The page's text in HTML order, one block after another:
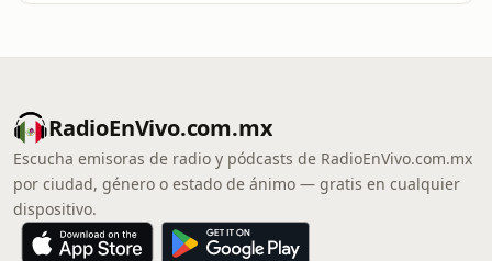
RadioEnVivo.com.mx
Escucha emisoras de radio y pódcasts de RadioEnVivo.com.mx
por ciudad, género o estado de ánimo — gratis en cualquier
dispositivo.